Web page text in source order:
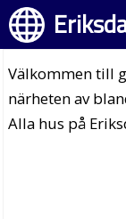
Välkommen till
närheten av
Alla hus på